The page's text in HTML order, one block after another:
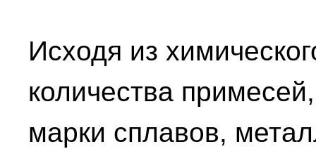
Исходя из
количества
марки сплавов,